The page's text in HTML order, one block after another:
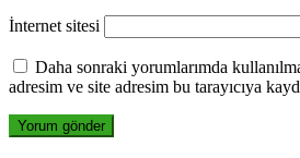
İnternet sitesi
Daha sonraki yorumlarımda
adresim ve site adresim bu tarayıcıya